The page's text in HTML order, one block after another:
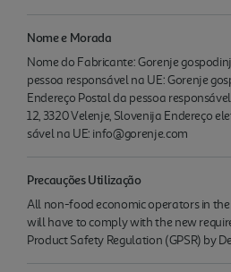
Nome e Morada
Nome do Fabricante: Gorenje
pessoa responsável na UE: Gorenje
Endereço Postal da pessoa
12, 3320 Velenje, Slovenija Endereço
sável na UE: info@gorenje.com
Precauções Utilização
All non-food economic operators in
will have to comply with the new
Product Safety Regulation (GPSR) by